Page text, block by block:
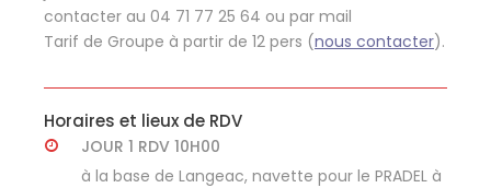
contacter au 04 71 77 25 64 ou par mail
Tarif de Groupe à partir de 12 pers (nous contacter).
Horaires et lieux de RDV
JOUR 1 RDV 10H00
à la base de Langeac, navette pour le PRADEL à